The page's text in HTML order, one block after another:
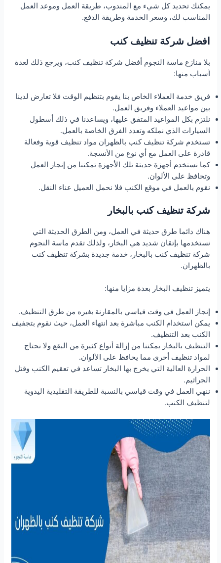
يمكنك تحديد كل شيء مع المندوب، طريقة العمل وموعد العمل
المناسب لك، وسعر الخدمة وطريقة الدفع.
افضل شركة تنظيف كنب
بلا منازع ماسة النجوم أفضل شركة تنظيف كنب، ويرجع ذلك لعدة
أسباب منها:
فريق خدمة العملاء الخاص بنا يقوم بتنظيم الوقت فلا تعارض لدينا
بين مواعيد العملاء وفريق العمل.
نلتزم بكل المواعيد المتفق عليها، ويساعدنا في ذلك أسطول
السيارات الذي نملكه وتعدد الفرق الخاصة بالعمل.
تستخدم شركة تنظيف كنب بالظهران مواد تنظيف قوية وفعالة
قادرة على العمل مع أي نوع من الأنسجة.
كما نستخدم أجهزة حديثة تلك الأجهزة تمكننا من إنجاز العمل
وتحافظ على الألوان.
نقوم بالعمل في موقع الكنب فلا نحمل العميل عناء النقل.
شركة تنظيف كنب بالبخار
هناك دائما طرق حديثة في العمل، ومن الطرق الحديثة التي
نستخدمها بإتقان شديد هي البخار، ولذلك تقدم ماسة النجوم
شركة تنظيف كنب بالبخار، خدمة جديدة بشركة تنظيف كنب
بالظهران.
يتميز تنظيف البخار بعدة مزايا منها:
إنجاز العمل في وقت قياسي بالمقارنة بغيره من طرق التنظيف.
يمكن استخدام الكنب مباشرة بعد انتهاء العمل، حيث نقوم بتجفيف
الكنب بعد التنظيف.
التنظيف بالبخار يمكننا من إزالة أنواع كثيرة من البقع ولا نحتاج
لمواد تنظيف أخرى مما يحافظ على الألوان.
الحرارة العالية التي يخرج بها البخار تساعد في تعقيم الكنب وقتل
الجراثيم.
ننهي العمل في وقت قياسي بالنسبة للطريقة التقليدية اليدوية
لتنظيف الكنب.